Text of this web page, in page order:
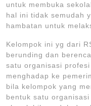
untuk membuka
hal ini tidak semudah
hambatan untuk
Kelompok ini yg dari
berunding dan
satu organisasi
menghadap ke
bila kelompok yang
bentuk satu